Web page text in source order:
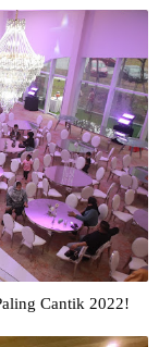
Cantik 2022!